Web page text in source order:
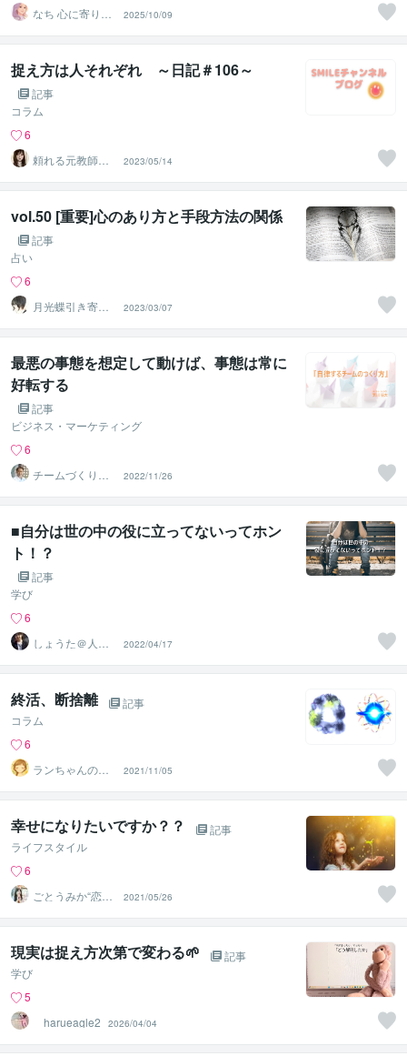
なち 心に寄り添
う個性心理学ア
ドバイザー
2025/10/09
捉え方は人それぞれ ～日記＃106～
記事
コラム
6
頼れる元教師✨
そら✨寄り添い
人
2023/05/14
vol.50 [重要]心のあり方と手段方法の関係
記事
占い
6
月光蝶引き寄せ
スピリチュアル
カウンセラー
2023/03/07
最悪の事態を想定して動けば、事態は常に
好転する
記事
ビジネス・マーケティング
6
チームづくりの
エキスパート☆
荒川 佳大
2022/11/26
■自分は世の中の役に立ってないってホン
ト！？
記事
学び
6
しょうた＠人を
笑顔にする専門
家
2022/04/17
終活、断捨離
記事
コラム
6
ランちゃんのマ
マ
2021/11/05
幸せになりたいですか？？
記事
ライフスタイル
6
ごとうみか“恋
愛・婚活・人間
関係”相談室
2021/05/26
現実は捉え方次第で変わる🌱
記事
学び
5
harueagle2
2026/04/04